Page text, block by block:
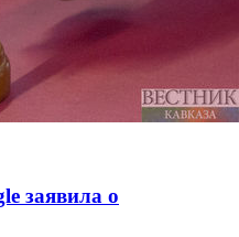
заявила о